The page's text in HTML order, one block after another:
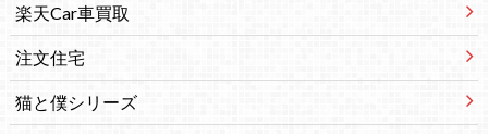
楽天Car車買取
注文住宅
猫と僕シリーズ